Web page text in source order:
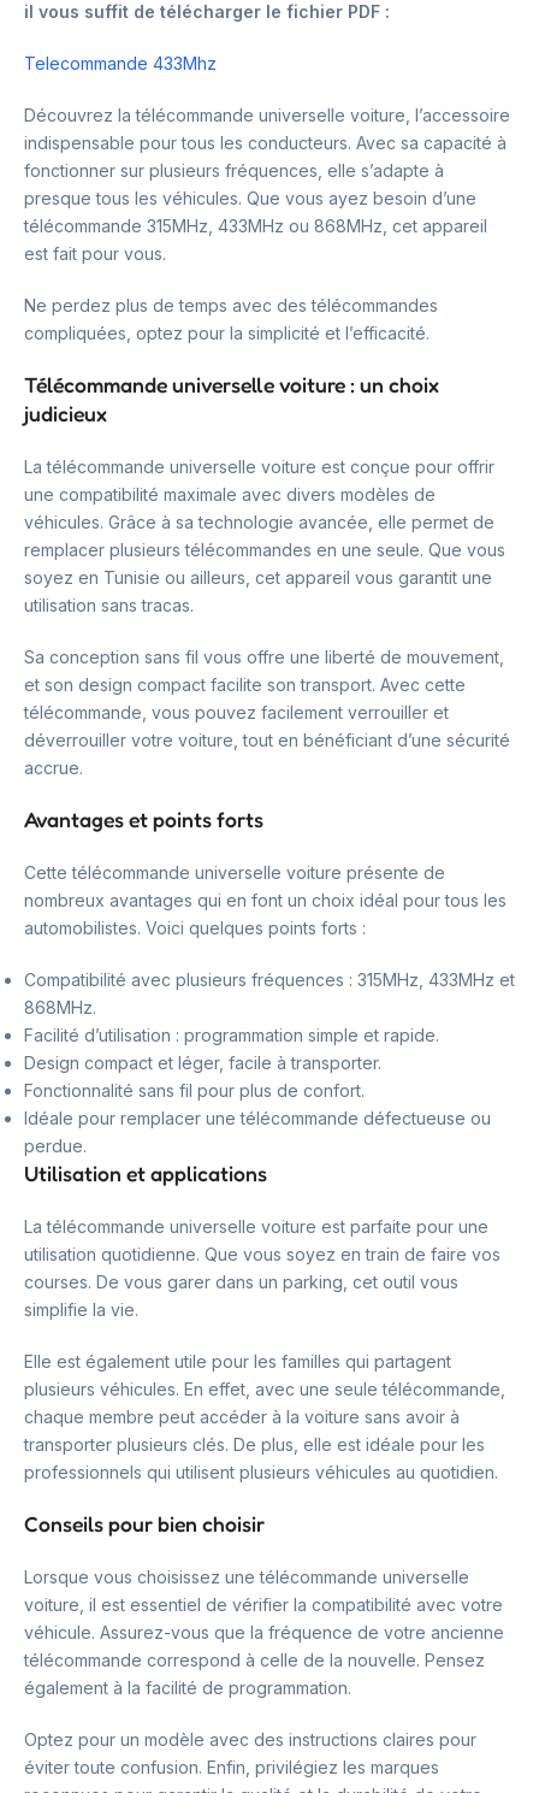
il vous suffit de télécharger le fichier PDF :
Telecommande 433Mhz
Découvrez la télécommande universelle voiture, l’accessoire
indispensable pour tous les conducteurs. Avec sa capacité à
fonctionner sur plusieurs fréquences, elle s’adapte à
presque tous les véhicules. Que vous ayez besoin d’une
télécommande 315MHz, 433MHz ou 868MHz, cet appareil
est fait pour vous.
Ne perdez plus de temps avec des télécommandes
compliquées, optez pour la simplicité et l’efficacité.
Télécommande universelle voiture : un choix
judicieux
La télécommande universelle voiture est conçue pour offrir
une compatibilité maximale avec divers modèles de
véhicules. Grâce à sa technologie avancée, elle permet de
remplacer plusieurs télécommandes en une seule. Que vous
soyez en Tunisie ou ailleurs, cet appareil vous garantit une
utilisation sans tracas.
Sa conception sans fil vous offre une liberté de mouvement,
et son design compact facilite son transport. Avec cette
télécommande, vous pouvez facilement verrouiller et
déverrouiller votre voiture, tout en bénéficiant d’une sécurité
accrue.
Avantages et points forts
Cette télécommande universelle voiture présente de
nombreux avantages qui en font un choix idéal pour tous les
automobilistes. Voici quelques points forts :
Compatibilité avec plusieurs fréquences : 315MHz, 433MHz et
868MHz.
Facilité d’utilisation : programmation simple et rapide.
Design compact et léger, facile à transporter.
Fonctionnalité sans fil pour plus de confort.
Idéale pour remplacer une télécommande défectueuse ou
perdue.
Utilisation et applications
La télécommande universelle voiture est parfaite pour une
utilisation quotidienne. Que vous soyez en train de faire vos
courses. De vous garer dans un parking, cet outil vous
simplifie la vie.
Elle est également utile pour les familles qui partagent
plusieurs véhicules. En effet, avec une seule télécommande,
chaque membre peut accéder à la voiture sans avoir à
transporter plusieurs clés. De plus, elle est idéale pour les
professionnels qui utilisent plusieurs véhicules au quotidien.
Conseils pour bien choisir
Lorsque vous choisissez une télécommande universelle
voiture, il est essentiel de vérifier la compatibilité avec votre
véhicule. Assurez-vous que la fréquence de votre ancienne
télécommande correspond à celle de la nouvelle. Pensez
également à la facilité de programmation.
Optez pour un modèle avec des instructions claires pour
éviter toute confusion. Enfin, privilégiez les marques